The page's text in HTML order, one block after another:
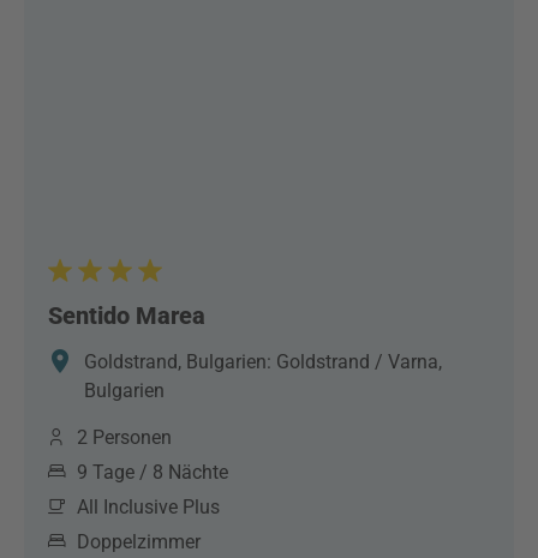
Sentido Marea
Goldstrand, Bulgarien: Goldstrand / Varna,
Bulgarien
2 Personen
9 Tage / 8 Nächte
All Inclusive Plus
Doppelzimmer